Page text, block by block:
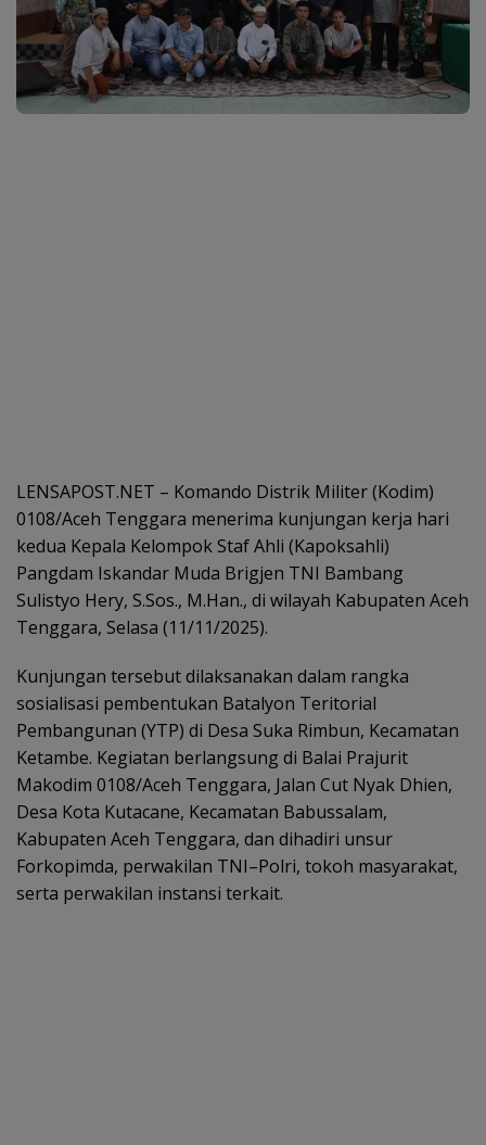
LENSAPOST.NET – Komando Distrik Militer (Kodim)
0108/Aceh Tenggara menerima kunjungan kerja hari
kedua Kepala Kelompok Staf Ahli (Kapoksahli)
Pangdam Iskandar Muda Brigjen TNI Bambang
Sulistyo Hery, S.Sos., M.Han., di wilayah Kabupaten Aceh
Tenggara, Selasa (11/11/2025).
Kunjungan tersebut dilaksanakan dalam rangka
sosialisasi pembentukan Batalyon Teritorial
Pembangunan (YTP) di Desa Suka Rimbun, Kecamatan
Ketambe. Kegiatan berlangsung di Balai Prajurit
Makodim 0108/Aceh Tenggara, Jalan Cut Nyak Dhien,
Desa Kota Kutacane, Kecamatan Babussalam,
Kabupaten Aceh Tenggara, dan dihadiri unsur
Forkopimda, perwakilan TNI–Polri, tokoh masyarakat,
serta perwakilan instansi terkait.